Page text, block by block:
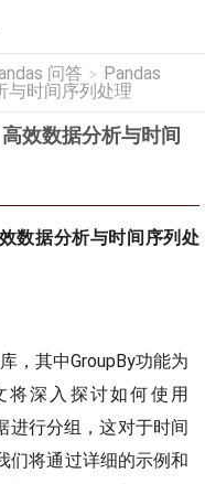
问答 > Pandas
与时间序列处理
效数据分析与时间
数据分析与时间序列处
，其中GroupBy功能为
深入探讨如何使用
进行分组，这对于时间
们将通过详细的示例和